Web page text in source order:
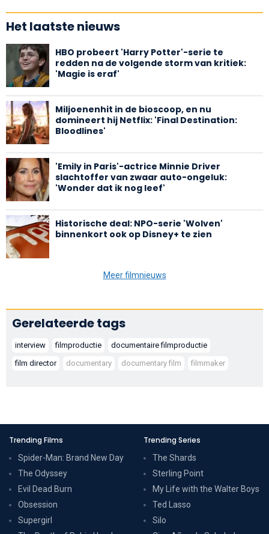
Het laatste nieuws
HBO probeert 'Harry Potter'-serie te
redden na de volgende storm van kritiek:
'Magie is eraf'
Miljoenenhit in de bioscoop, en nu
domineert hij Netflix: 'Final Destination:
Bloodlines'
'Emily in Paris'-actrice Minnie Driver
slachtoffer van zwaar auto-ongeluk:
'Wonder dat ik nog leef'
Historische deal: NPO-serie 'Wolven'
binnenkort ook op Disney+ te zien
Meer filmnieuws
Gerelateerde tags
interview filmproductie
documentaire filmproductie
film director
documentary documentary film filmmaker
Trending Films
Spider-Man: Brand New Day
The Odyssey
Evil Dead Burn
Obsession
Supergirl
Trending Series
The Shards
Sterling Point
My Life with the Walter Boys
Ted Lasso
Silo